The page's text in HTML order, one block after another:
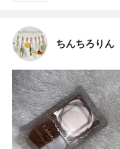
ちんちろりん